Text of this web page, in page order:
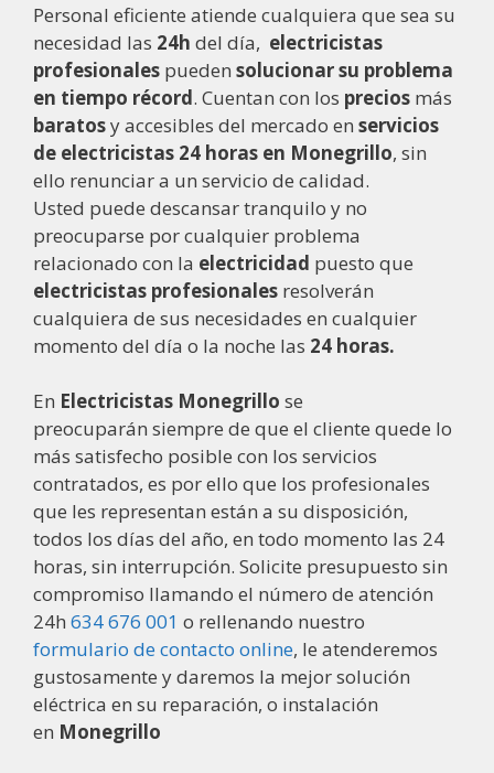
Personal eficiente atiende cualquiera que sea su
necesidad las 24h del día, electricistas
profesionales pueden solucionar su problema
en tiempo récord. Cuentan con los precios más
baratosy accesibles del mercado en servicios
de electricistas 24 horas en Monegrillo, sin
ello renunciar a un servicio de calidad.
Usted puede descansar tranquilo y no
preocuparse por cualquier problema
relacionado con la electricidad puesto que
electricistas profesionales resolverán
cualquiera de sus necesidades en cualquier
momento del día o la noche las 24 horas.
En Electricistas Monegrillo se
preocuparán siempre de que el cliente quede lo
más satisfecho posible con los servicios
contratados, es por ello que los profesionales
que les representan están a su disposición,
todos los días del año, en todo momento las 24
horas, sin interrupción. Solicite presupuesto sin
compromiso llamando el número de atención
24h 634 676 001 o rellenando nuestro
formulario de contacto online, le atenderemos
gustosamente y daremos la mejor solución
eléctrica en su reparación, o instalación
en Monegrillo